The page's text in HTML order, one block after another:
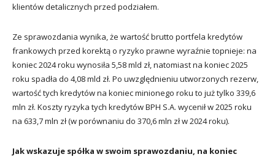
klientów detalicznych przed podziałem.
Ze sprawozdania wynika, że wartość brutto portfela kredytów
frankowych przed korektą o ryzyko prawne wyraźnie topnieje: na
koniec 2024 roku wynosiła 5,58 mld zł, natomiast na koniec 2025
roku spadła do 4,08 mld zł. Po uwzględnieniu utworzonych rezerw,
wartość tych kredytów na koniec minionego roku to już tylko 339,6
mln zł. Koszty ryzyka tych kredytów BPH S.A. wycenił w 2025 roku
na 633,7 mln zł (w porównaniu do 370,6 mln zł w 2024 roku).
Jak wskazuje spółka w swoim sprawozdaniu, na koniec